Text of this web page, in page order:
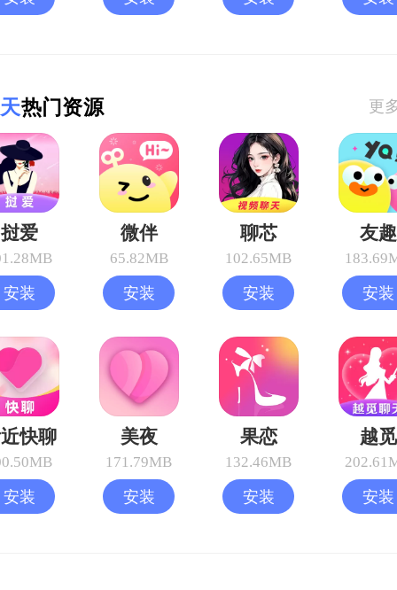
热门资源 更
挝爱
安装
微伴
65.82MB
安装
聊芯
102.65MB
安装
友趣
安装
快聊
安装
美夜
171.79MB
安装
果恋
132.46MB
安装
越觅
安装